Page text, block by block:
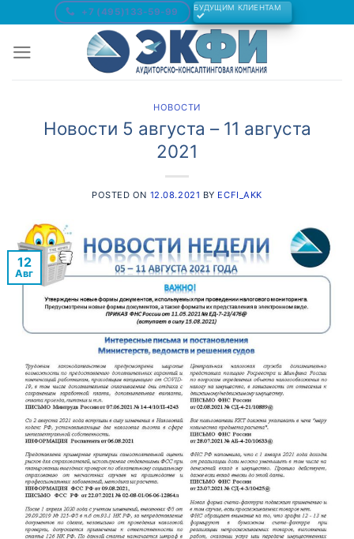
to
content
+7 (495)133-59-99 БУДУЩИМ КЛИЕНТАМ
НОВОСТИ
Новости 5 августа – 11 августа
2021
POSTED ON 12.08.2021 BY ECFI_AKK
12
Авг